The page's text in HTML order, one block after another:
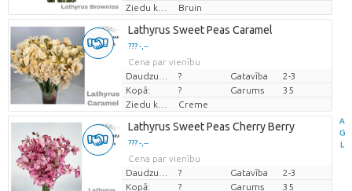
A
G
L
Ziedu krāsas
Bruin
Lathyrus Sweet Peas Caramel
??? -,--
Cena par vienību
? Gatavība
2-3
Kopā:
? Garums
35
Ziedu krāsas
Creme
Lathyrus Sweet Peas Cherry Berry
??? -,--
Cena par vienību
? Gatavība
2-3
Kopā:
? Garums
35